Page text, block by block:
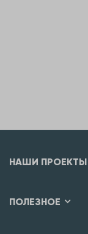
НАШИ ПРОЕКТЫ
ПОЛЕЗНОЕ